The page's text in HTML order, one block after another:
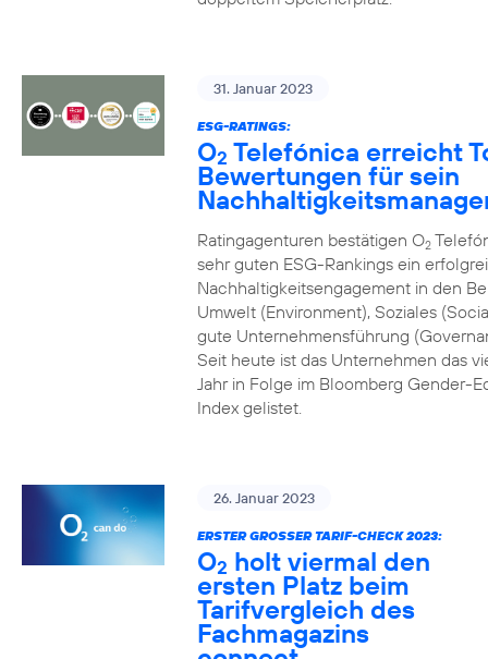
31. Januar 2023
ESG-RATINGS:
O2 Telefónica erreicht
Bewertungen für sein
Ratingagenturen bestätigen O2
sehr guten ESG-Rankings ein
Nachhaltigkeitsengagement in den
Umwelt (Environment), Soziales
gute Unternehmensführung
Seit heute ist das Unternehmen das
Jahr in Folge im Bloomberg Gender-
Index gelistet.
26. Januar 2023
ERSTER GROSSER TARIF-CHECK 2023:
O2 holt viermal den
ersten Platz beim
Tarifvergleich des
Fachmagazins